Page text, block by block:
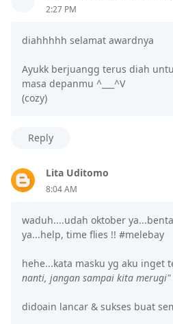
2:27 PM
diahhhhh selamat awardnya
Ayukk berjuangg terus diah
masa depanmu ^___^V
(cozy)
Reply
Lita Uditomo
8:04 AM
waduh....udah oktober
ya...help, time flies !! #melebay
hehe...kata masku yg aku inget
nanti, jangan sampai kita merugi"
didoain lancar & sukses buat